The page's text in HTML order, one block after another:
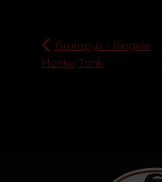
Grumpys - Riegele
Honky Tonk